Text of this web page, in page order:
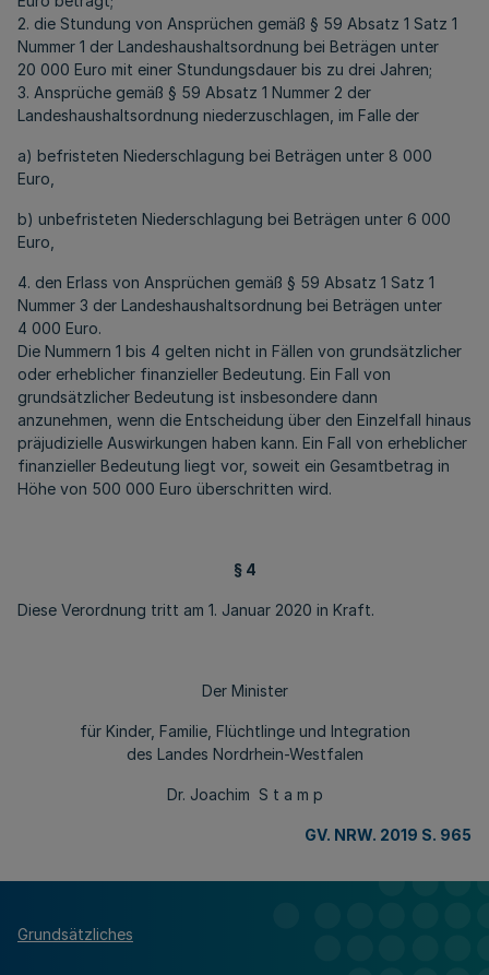
2. die Stundung von Ansprüchen gemäß § 59 Absatz 1 Satz 1
Nummer 1 der Landeshaushaltsordnung bei Beträgen unter
20 000 Euro mit einer Stundungsdauer bis zu drei Jahren;
3. Ansprüche gemäß § 59 Absatz 1 Nummer 2 der
Landeshaushaltsordnung niederzuschlagen, im Falle der
a) befristeten Niederschlagung bei Beträgen unter 8 000
Euro,
b) unbefristeten Niederschlagung bei Beträgen unter 6 000
Euro,
4. den Erlass von Ansprüchen gemäß § 59 Absatz 1 Satz 1
Nummer 3 der Landeshaushaltsordnung bei Beträgen unter
4 000 Euro.
Die Nummern 1 bis 4 gelten nicht in Fällen von grundsätzlicher
oder erheblicher finanzieller Bedeutung. Ein Fall von
grundsätzlicher Bedeutung ist insbesondere dann
anzunehmen, wenn die Entscheidung über den Einzelfall hinaus
präjudizielle Auswirkungen haben kann. Ein Fall von erheblicher
finanzieller Bedeutung liegt vor, soweit ein Gesamtbetrag in
Höhe von 500 000 Euro überschritten wird.
§ 4
Diese Verordnung tritt am 1. Januar 2020 in Kraft.
Der Minister
für Kinder, Familie, Flüchtlinge und Integration
des Landes Nordrhein-Westfalen
Dr. Joachim S t a m p
GV. NRW. 2019 S. 965
Grundsätzliches